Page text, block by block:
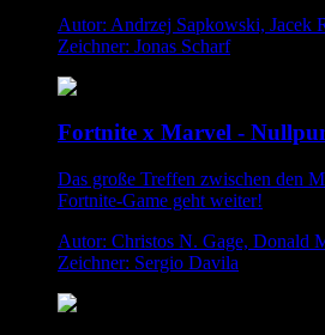
Autor: Andrzej Sapkowski, Jacek
Zeichner: Jonas Scharf
Fortnite x Marvel -
Das große Treffen zwischen den
Fortnite-Game geht weiter!
Autor: Christos N. Gage, Donald
Zeichner: Sergio Davila